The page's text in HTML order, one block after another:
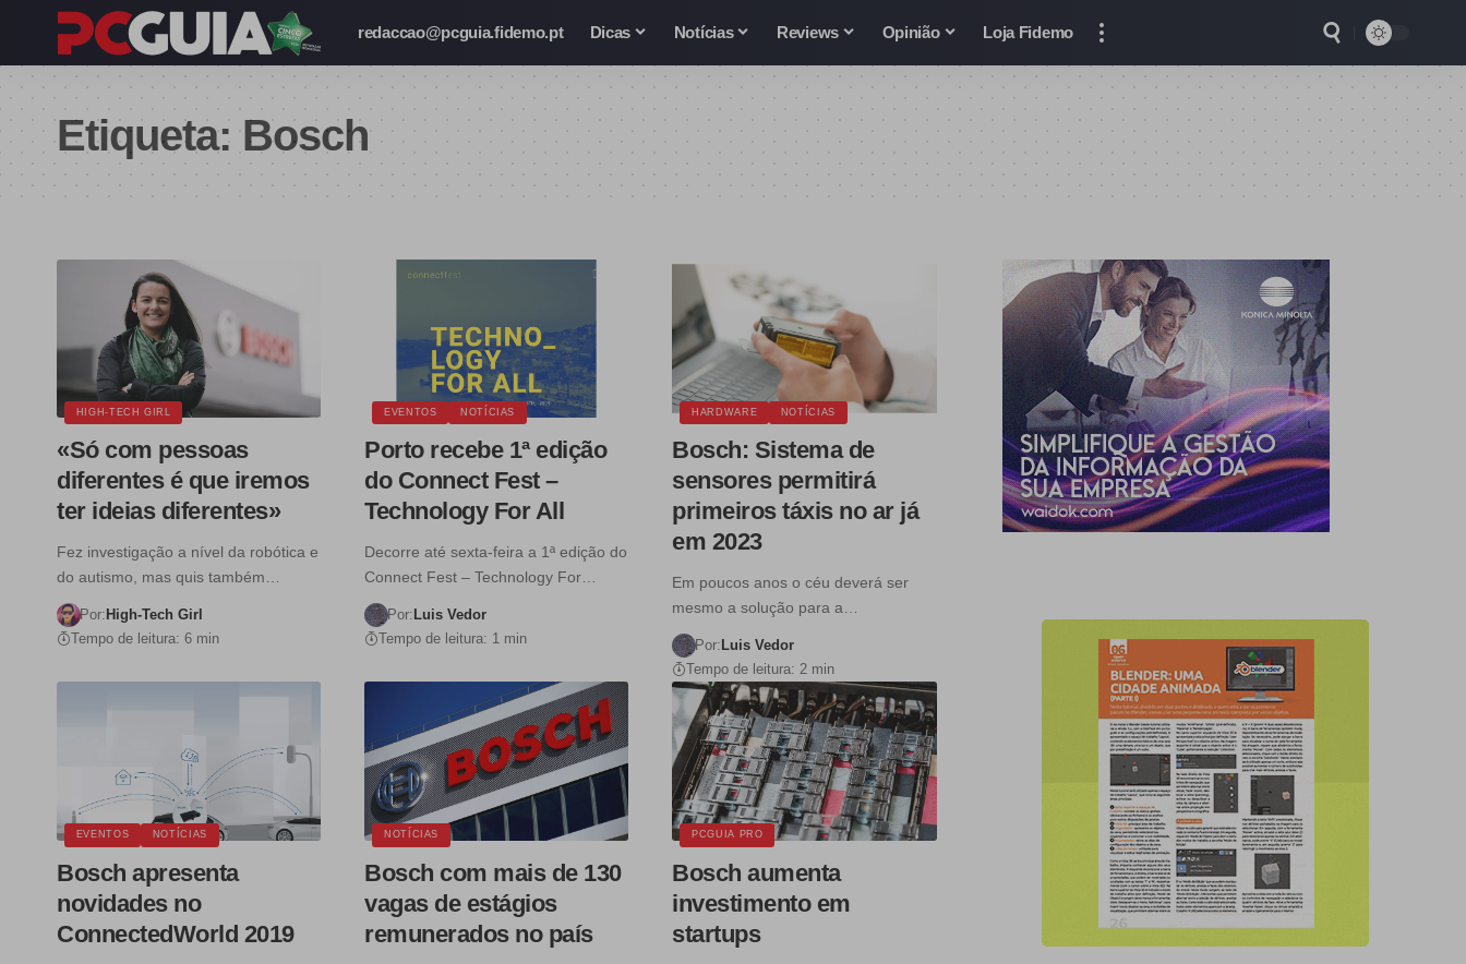
redaccao@pcguia.fidemo.pt Dicas Notícias Reviews Opinião Loja Fidemo
Etiqueta: Bosch
HIGH-TECH GIRL
«Só com pessoas
diferentes é que iremos
ter ideias diferentes»
Fez investigação a nível da robótica e
do autismo, mas quis também…
Por: High-Tech Girl
Tempo de leitura: 6 min
EVENTOS NOTÍCIAS
Porto recebe 1ª edição
do Connect Fest –
Technology For All
Decorre até sexta-feira a 1ª edição do
Connect Fest – Technology For…
Por: Luis Vedor
Tempo de leitura: 1 min
HARDWARE NOTÍCIAS
Bosch: Sistema de
sensores permitirá
primeiros táxis no ar já
em 2023
Em poucos anos o céu deverá ser
mesmo a solução para a…
Por: Luis Vedor
Tempo de leitura: 2 min
EVENTOS NOTÍCIAS
Bosch apresenta
novidades no
ConnectedWorld 2019
NOTÍCIAS
Bosch com mais de 130
vagas de estágios
remunerados no país
PCGUIA PRO
Bosch aumenta
investimento em
startups